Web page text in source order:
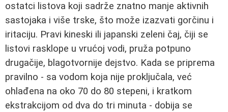
ostatci listova koji sadrže znatno manje aktivnih
sastojaka i više trske, što može izazvati gorčinu i
iritaciju. Pravi kineski ili japanski zeleni čaj, čiji se
listovi rasklope u vrućoj vodi, pruža potpuno
drugačije, blagotvornije dejstvo. Kada se priprema
pravilno - sa vodom koja nije proključala, već
ohlađena na oko 70 do 80 stepeni, i kratkom
ekstrakcijom od dva do tri minuta - dobija se